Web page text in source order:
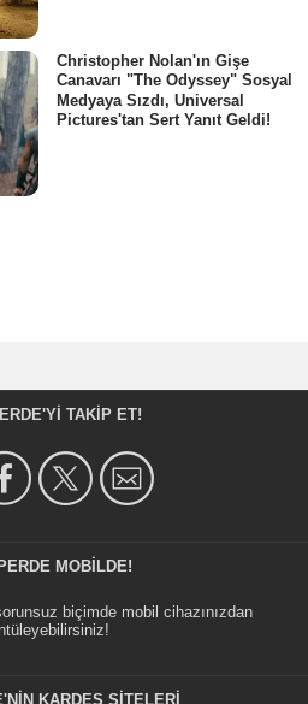
Christopher Nolan'ın Gişe
Canavarı "The Odyssey" Sosyal
Medyaya Sızdı, Universal
Pictures'tan Sert Yanıt Geldi!
TAKIP ET!
MOBILDE!
biçimde mobil cihazınızdan
KARDEŞ SİTELERİ